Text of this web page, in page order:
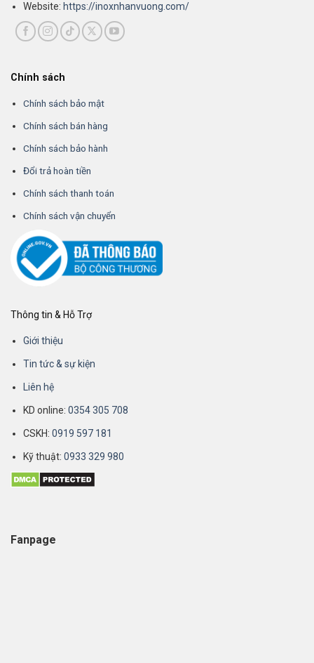
Website: https://inoxnhanvuong.com/
Chính sách
Chính sách bảo mật
Chính sách bán hàng
Chính sách bảo hành
Đổi trả hoàn tiền
Chính sách thanh toán
Chính sách vận chuyển
Thông tin & Hỗ Trợ
Giới thiệu
Tin tức & sự kiện
Liên hệ
KD online:0354 305 708
CSKH: 0919 597 181
Kỹ thuật:0933 329 980
Fanpage